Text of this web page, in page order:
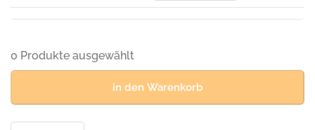
Softshell-
Jacke
Polyester)
0 Produkte ausgewählt
in den Warenkorb